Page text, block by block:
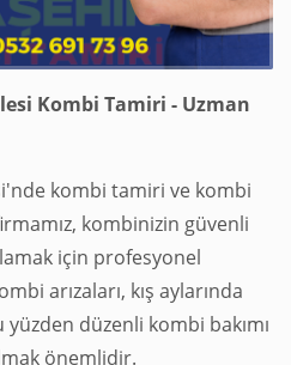
Kombi Tamiri - Uzman
kombi tamiri ve kombi
kombinizin güvenli
için profesyonel
arızaları, kış aylarında
düzenli kombi bakımı
önemlidir.